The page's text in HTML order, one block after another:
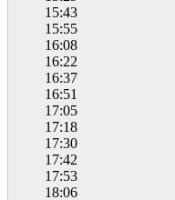
15:43
15:55
16:08
16:22
16:37
16:51
17:05
17:18
17:30
17:42
17:53
18:06